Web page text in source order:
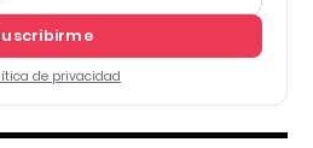
de privacidad